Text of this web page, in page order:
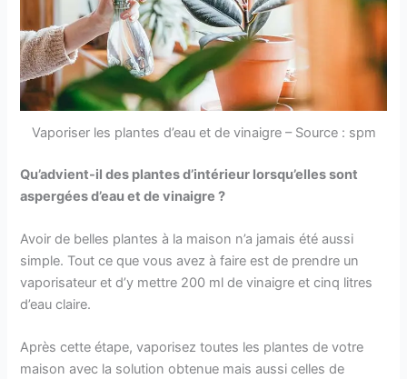
Vaporiser les plantes d’eau et de vinaigre – Source : spm
Qu’advient-il des plantes d’intérieur lorsqu’elles sont
aspergées d’eau et de vinaigre ?
Avoir de belles plantes à la maison n’a jamais été aussi
simple. Tout ce que vous avez à faire est de prendre un
vaporisateur et d’y mettre 200 ml de vinaigre et cinq litres
d’eau claire.
Après cette étape, vaporisez toutes les plantes de votre
maison avec la solution obtenue mais aussi celles de